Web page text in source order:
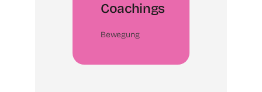
Coachings
Bewegung